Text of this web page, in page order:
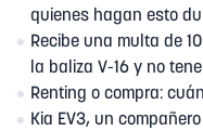
quienes hagan esto
Recibe una multa de
la baliza V-16 y no
Renting o compra:
Kia EV3, un